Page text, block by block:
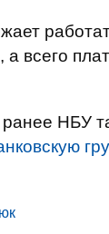
а всего
НБУ